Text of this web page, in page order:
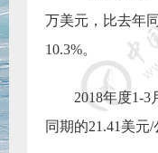
万美元，比去年
10.3%。
2018年度1-3
同期的21.41 美元/